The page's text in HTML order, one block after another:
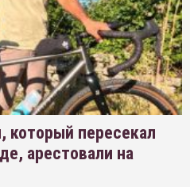
который пересекал
арестовали на